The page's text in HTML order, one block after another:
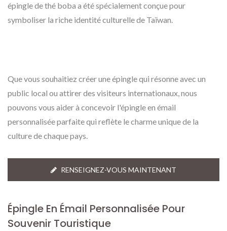
épingle de thé boba a été spécialement conçue pour
symboliser la riche identité culturelle de Taïwan.
Que vous souhaitiez créer une épingle qui résonne avec un
public local ou attirer des visiteurs internationaux, nous
pouvons vous aider à concevoir l'épingle en émail
personnalisée parfaite qui reflète le charme unique de la
culture de chaque pays.
RENSEIGNEZ-VOUS MAINTENANT
Épingle En Émail Personnalisée Pour
Souvenir Touristique